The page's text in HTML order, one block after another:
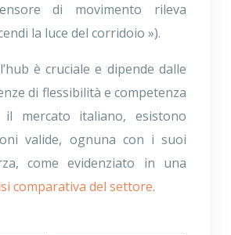
di movimento rileva
la luce del corridoio »).
è cruciale e dipende dalle
di flessibilità e competenza
il mercato italiano, esistono
valide, ognuna con i suoi
come evidenziato in una
comparativa del settore.